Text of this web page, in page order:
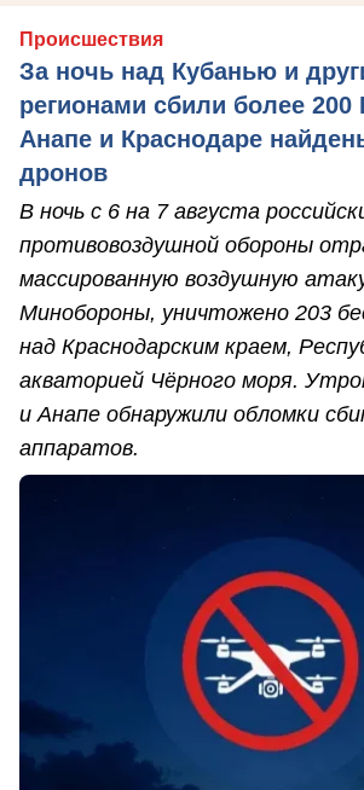
Происшествия
За ночь над Кубанью и
регионами сбили более
Анапе и Краснодаре
дронов
В ночь с 6 на 7 августа
противовоздушной обороны
массированную воздушную
Минобороны, уничтожено 203
над Краснодарским краем,
акваторией Чёрного моря.
и Анапе обнаружили обломки
аппаратов.